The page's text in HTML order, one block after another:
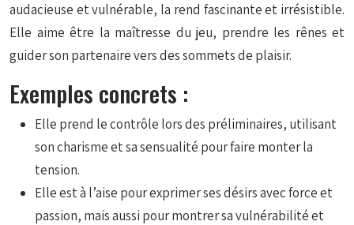
audacieuse et vulnérable, la rend fascinante et irrésistible.
Elle aime être la maîtresse du jeu, prendre les rênes et
guider son partenaire vers des sommets de plaisir.
Exemples concrets :
Elle prend le contrôle lors des préliminaires, utilisant
son charisme et sa sensualité pour faire monter la
tension.
Elle est à l’aise pour exprimer ses désirs avec force et
passion, mais aussi pour montrer sa vulnérabilité et